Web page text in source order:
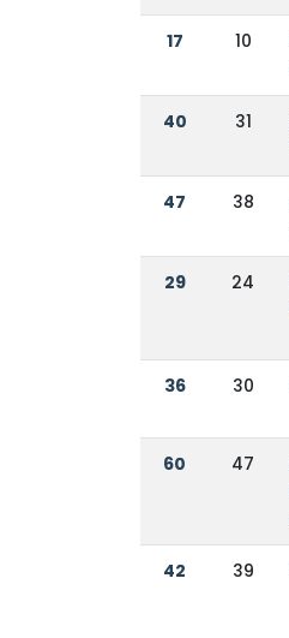
17 10
40 31
47 38
29 24
36 30
60 47
42 39